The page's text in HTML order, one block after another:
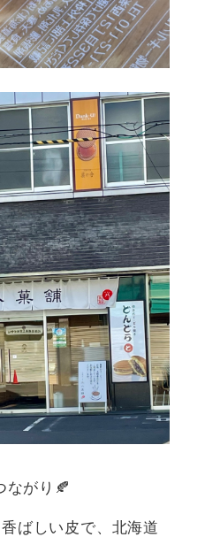
ながり🍂
ばしい皮で、北海道